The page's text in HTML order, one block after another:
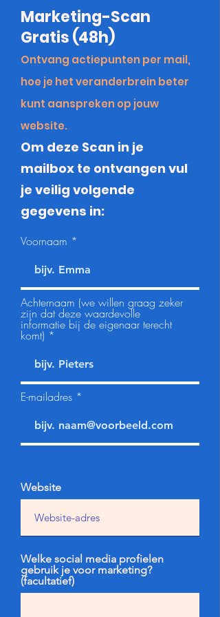
Marketing-Scan
Gratis (48h)
Ontvang actiepunten per mail,
hoe je het veranderbrein beter
kunt aanspreken op jouw
website.
Om deze Scan in je
mailbox te ontvangen vul
je veilig volgende
gegevens in:
Voornaam
Achternaam (we willen graag zeker
zijn dat deze waardevolle
informatie bij de eigenaar terecht
komt)
E-mailadres
Website
Welke social media profielen
gebruik je voor marketing?
(facultatief)